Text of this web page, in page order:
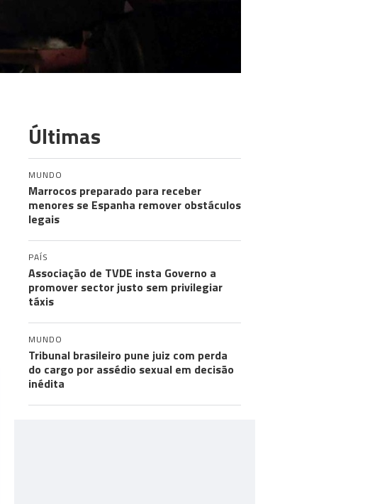
Últimas
MUNDO
Marrocos preparado para receber
menores se Espanha remover obstáculos
legais
PAÍS
Associação de TVDE insta Governo a
promover sector justo sem privilegiar
táxis
MUNDO
Tribunal brasileiro pune juiz com perda
do cargo por assédio sexual em decisão
inédita